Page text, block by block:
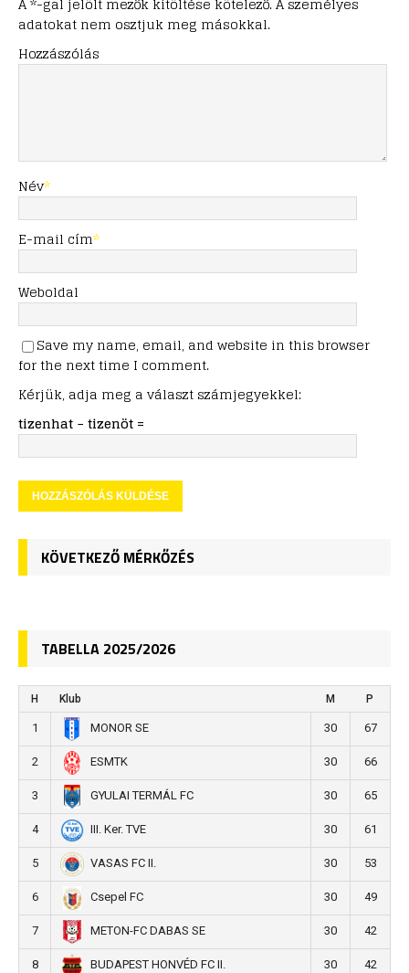
adatokat nem osztjuk meg másokkal.
Hozzászólás
Név*
E-mail cím*
Weboldal
Save my name, email, and website in this browser
for the next time I comment.
Kérjük, adja meg a választ számjegyekkel:
tizenhat − tizenöt =
KÖVETKEZŐ MÉRKŐZÉS
TABELLA 2025/2026
H Klub M P
1 MONOR SE 30 67
2 ESMTK 30 66
3 GYULAI TERMÁL FC 30 65
4 III. Ker. TVE 30 61
5 VASAS FC II. 30 53
6 Csepel FC 30 49
7 METON-FC DABAS SE 30 42
8 BUDAPEST HONVÉD FC II. 30 42